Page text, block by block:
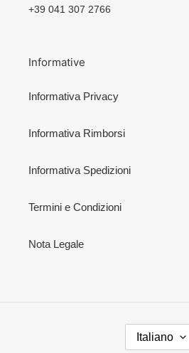
+39 041 307 2766
Informative
Informativa Privacy
Informativa Rimborsi
Informativa Spedizioni
Termini e Condizioni
Nota Legale
Italiano